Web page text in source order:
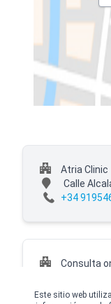
Atria Clinic
Calle
+34
Consulta
Este sitio web